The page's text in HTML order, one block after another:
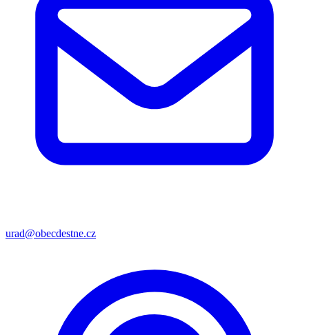
urad@obecdestne.cz